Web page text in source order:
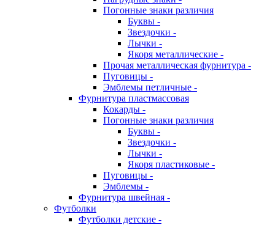
Погонные знаки различия
Буквы -
Звездочки -
Лычки -
Якоря металлические -
Прочая металлическая фурнитура -
Пуговицы -
Эмблемы петличные -
Фурнитура пластмассовая
Кокарды -
Погонные знаки различия
Буквы -
Звездочки -
Лычки -
Якоря пластиковые -
Пуговицы -
Эмблемы -
Фурнитура швейная -
Футболки
Футболки детские -